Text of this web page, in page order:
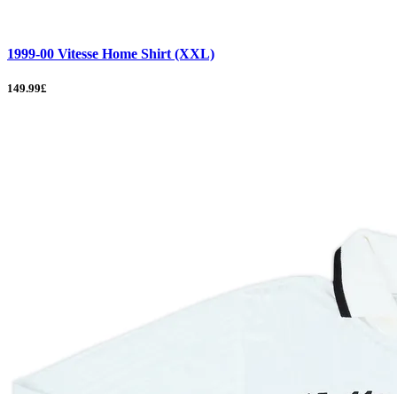
1999-00 Vitesse Home Shirt (XXL)
149.99£